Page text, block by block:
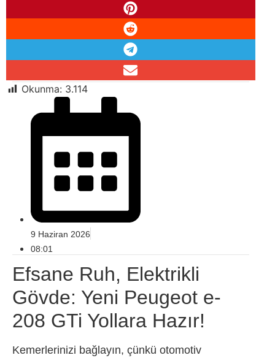
Okunma: 3.114
9 Haziran 2026
08:01
Efsane Ruh, Elektrikli
Gövde: Yeni Peugeot e-
208 GTi Yollara Hazır!
Kemerlerinizi bağlayın, çünkü otomotiv